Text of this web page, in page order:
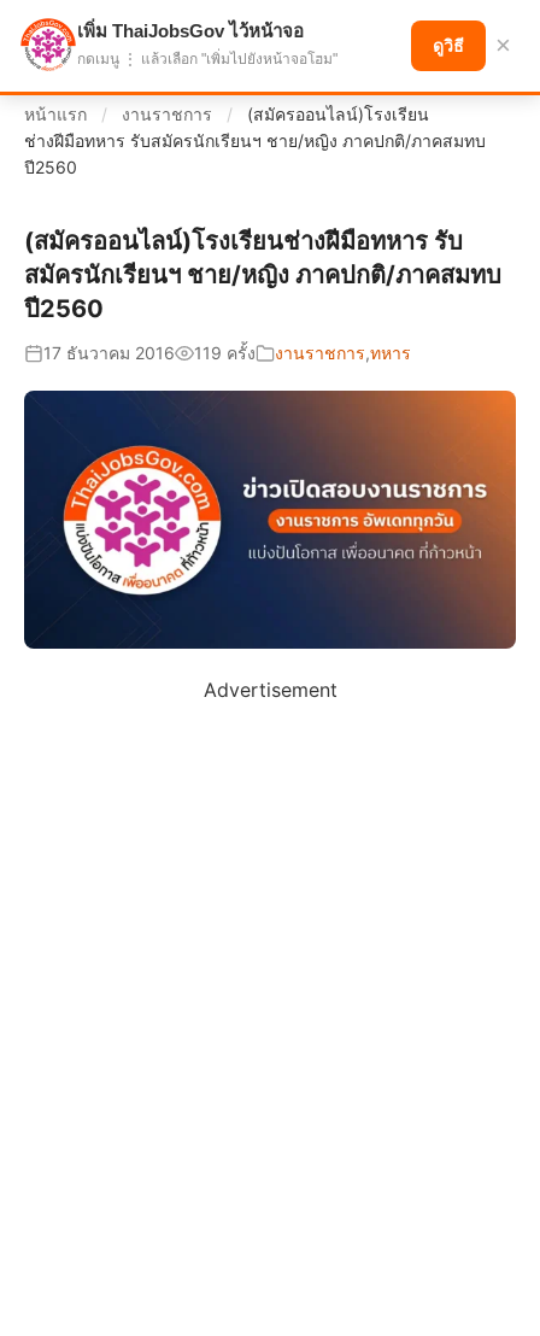
แบ่งปันโอกาส เพื่ออนาคตที่ก้าวหน้า
หน้าแรก / งานราชการ /
(สมัครออนไลน์)โรงเรียน
ช่างฝีมือทหาร รับสมัครนักเรียนฯ ชาย/หญิง ภาคปกติ/ภาคสมทบ
ปี2560
(สมัครออนไลน์)โรงเรียนช่างฝีมือทหาร รับ
สมัครนักเรียนฯ ชาย/หญิง ภาคปกติ/ภาคสมทบ
ปี2560
17 ธันวาคม 2016 119 ครั้ง งานราชการ,ทหาร
Advertisement
เพิ่ม ThaiJobsGov ไว้หน้าจอ
กดเมนู ⋮ แล้วเลือก "เพิ่มไปยังหน้าจอโฮม"
ดูวิธี ×